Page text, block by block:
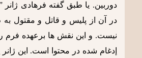
دوربین. یا طبق گفته فرهادی
در آن از پلیس و قاتل و مقتول
نیست. و این نقش ها برعهده فرم
إدغام شده در محتوا است. این ژانر